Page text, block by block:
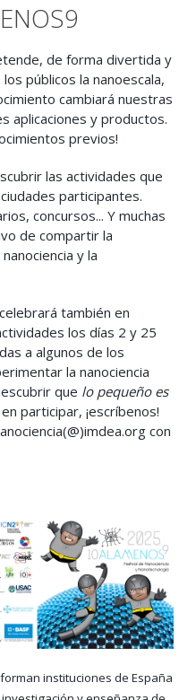
de forma divertida y
públicos la nanoescala,
cambiará nuestras
aplicaciones y productos.
previos!
las actividades que
participantes.
concursos... Y muchas
de compartir la
y la
también en
los días 2 y 25
a algunos de los
la nanociencia
que lo pequeño es
participar, ¡escríbenos!
con
instituciones de España